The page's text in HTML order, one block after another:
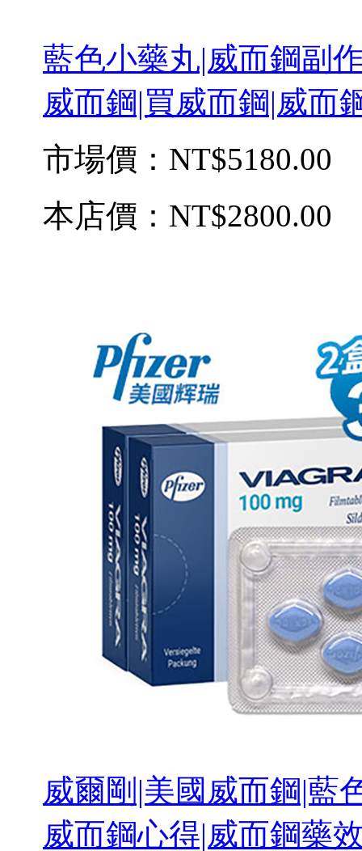
藍色小藥丸|威而鋼副
威而鋼|買威而鋼|威而
市場價： NT$5180.00
本店價： NT$2800.00
威爾剛|美國威而鋼|藍
威而鋼心得|威而鋼藥